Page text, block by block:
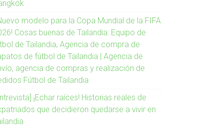
modelo para la Copa Mundial de la FIFA
Cosas buenas de Tailandia: Equipo de
de Tailandia, Agencia de compra de
de fútbol de Tailandia | Agencia de
agencia de compras y realización de
Fútbol de Tailandia
¡Echar raíces! Historias reales de
que decidieron quedarse a vivir en